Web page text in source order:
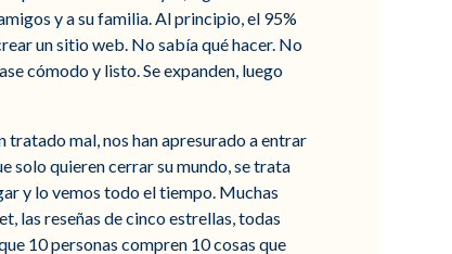
y a su familia. Al principio, el 95%
un sitio web. No sabía qué hacer. No
cómodo y listo. Se expanden, luego
tratado mal, nos han apresurado a entrar
solo quieren cerrar su mundo, se trata
y lo vemos todo el tiempo. Muchas
las reseñas de cinco estrellas, todas
10 personas compren 10 cosas que